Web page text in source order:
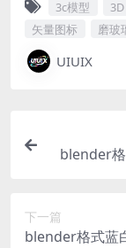
3c模型 3D
矢量图标
磨玻
UIUIX
blender
下一篇
blender格式蓝